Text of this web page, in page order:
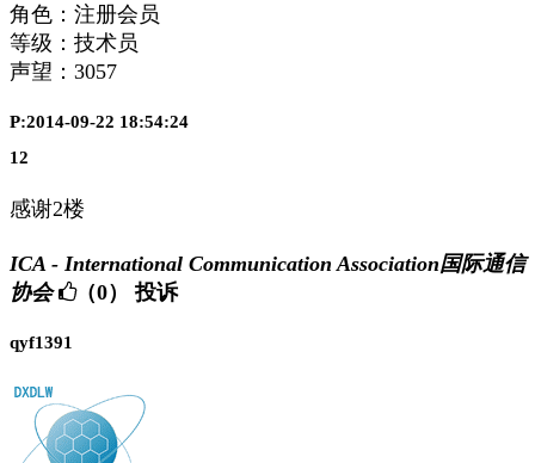
角色：注册会员
等级：技术员
声望： 3057
P:2014-09-22 18:54:24
12
感谢2楼
ICA - International Communication Association国际通信
协会
（0） 投诉
qyf1391